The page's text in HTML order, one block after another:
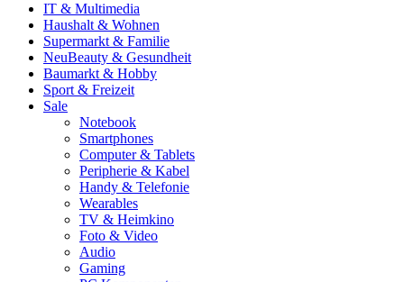
IT & Multimedia
Haushalt & Wohnen
Supermarkt & Familie
NeuBeauty & Gesundheit
Baumarkt & Hobby
Sport & Freizeit
Sale
Notebook
Smartphones
Computer & Tablets
Peripherie & Kabel
Handy & Telefonie
Wearables
TV & Heimkino
Foto & Video
Audio
Gaming